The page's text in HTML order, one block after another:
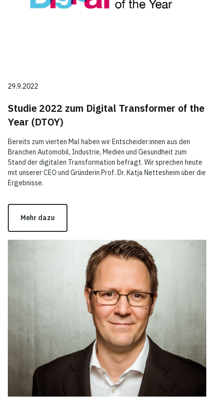
29.9.2022
Studie 2022 zum Digital Transformer of the
Year (DTOY)
Bereits zum vierten Mal haben wir Entscheider:innen aus den
Branchen Automobil, Industrie, Medien und Gesundheit zum
Stand der digitalen Transformation befragt. Wir sprechen heute
mit unserer CEO und Gründerin Prof. Dr. Katja Nettesheim über die
Ergebnisse.
Mehr dazu